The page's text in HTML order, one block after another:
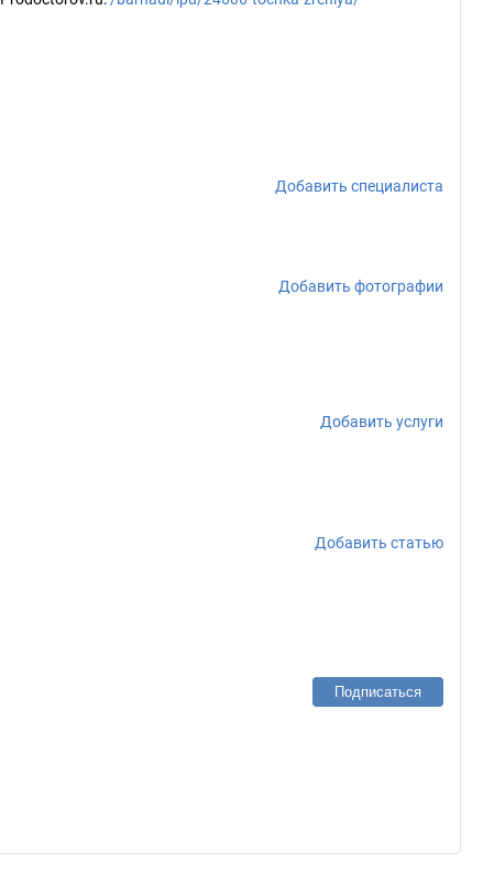
Добавить специалиста
Добавить фотографии
Добавить услуги
Добавить статью
Подписаться